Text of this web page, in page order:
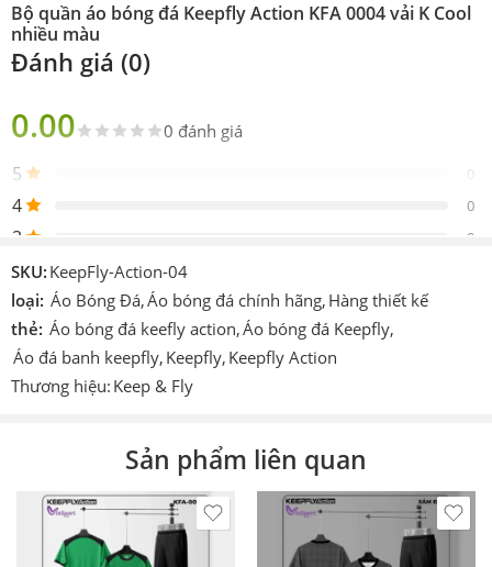
Bộ quần áo bóng đá Keepfly Action KFA 0004 vải K Cool
nhiều màu
Phiên
Chính hãng Keepfly
Sản
Gồm 1 áo 1 quần
Thiết
kế
Được in trực tiếp lên sản phẩm
Chi tiết
khác
In hoặc ép decan nhiệt cao tần.
Công
nghệ
Cmcn 4.0 dệt vi tính, ép nhiệt cao tần, nhuộm
sâu.
Đỏ,Xanh,Hồng,Xanh,Cam.Trắng
Thích
Làm áo thi đấu, áo đá banh, đá bóng, áo team, áo
đội,…
Đánh giá (0)
0.00 0 đánh giá
5 0
4 0
3 0
2
1
Be the first to review!
Hiện vẫn chưa có đánh giá.
SKU: KeepFly-Action-04
loại: Áo Bóng Đá,Áo bóng đá chính hãng, Hàng thiết kế
thẻ: Áo bóng đá keefly action,Áo bóng đá Keepfly,
Áo đá banh keepfly, Keepfly, Keepfly Action
Thương hiệu: Keep & Fly
Sản phẩm liên quan